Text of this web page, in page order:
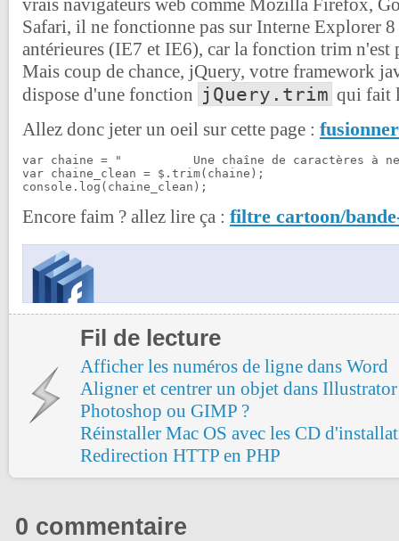
vrais navigateurs web comme Mozilla Firefox,
Safari, il ne fonctionne pas sur Interne Explorer 8
antérieures (IE7 et IE6), car la fonction trim n'est
Mais coup de chance, jQuery, votre framework
dispose d'une fonction jQuery.trim qui fait
Allez donc jeter un oeil sur cette page :
var chaine = "    	Une chaîne de caractères à nettoyer...        ";
var chaine_clean = $.trim(chaine);
console.log(chaine_clean);
Encore faim ? allez lire ça : filtre cartoon/
Fil de lecture
Afficher les numéros de ligne dans Word
Aligner et centrer un objet dans Illustrator
Photoshop ou GIMP ?
Réinstaller Mac OS avec les CD
Redirection HTTP en PHP
0 commentaire